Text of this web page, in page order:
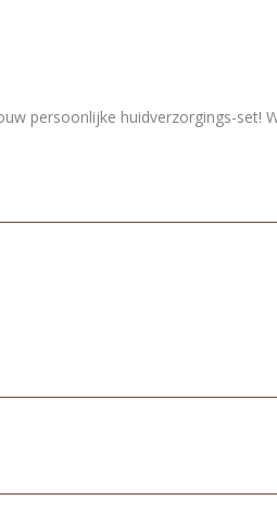
persoonlijke huidverzorgings-set!